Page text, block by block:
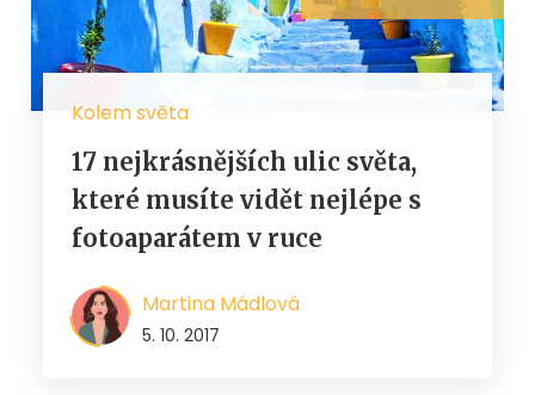
Kolem světa
17 nejkrásnějších ulic světa,
které musíte vidět nejlépe s
fotoaparátem v ruce
Martina Mádlová
5. 10. 2017